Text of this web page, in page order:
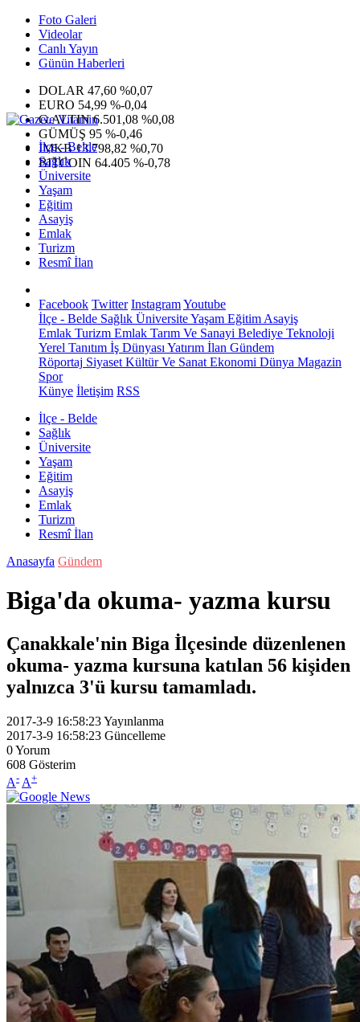
Foto Galeri
Videolar
Canlı Yayın
Günün Haberleri
DOLAR 47,60 %0,07
EURO 54,99 %-0,04
G.ALTIN6.501,08 %0,08
GÜMÜŞ 95 %-0,46
IMKB13.798,82 %0,70
BITCOIN 64.405 %-0,78
İlçe - Belde
Sağlık
Üniversite
Yaşam
Eğitim
Asayiş
Emlak
Turizm
Resmî İlan
Facebook Twitter InstagramYoutube
İlçe - Belde Sağlık ÜniversiteYaşam Eğitim Asayiş
Emlak Turizm Emlak Tarım Ve Sanayi Belediye Teknoloji
Yerel Tanıtım İş Dünyası Yatırım İlan Gündem
Röportaj Siyaset Kültür Ve Sanat Ekonomi Dünya Magazin
Spor
Künye İletişim RSS
İlçe - Belde
Sağlık
Üniversite
Yaşam
Eğitim
Asayiş
Emlak
Turizm
Resmî İlan
Anasayfa Gündem
Biga'da okuma- yazma kursu
Çanakkale'nin Biga İlçesinde düzenlenen
okuma- yazma kursuna katılan 56 kişiden
yalnızca 3'ü kursu tamamladı.
2017-3-9 16:58:23Yayınlanma
2017-3-9 16:58:23 Güncelleme
0Yorum
608 Gösterim
A- A+